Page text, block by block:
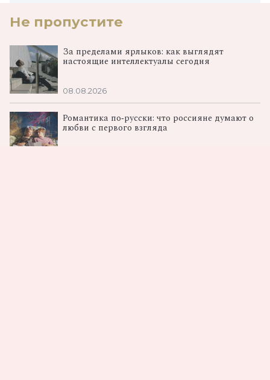
Не пропустите
За пределами ярлыков: как выглядят
настоящие интеллектуалы сегодня
08.08.2026
Романтика по‑русски: что россияне думают о
любви с первого взгляда